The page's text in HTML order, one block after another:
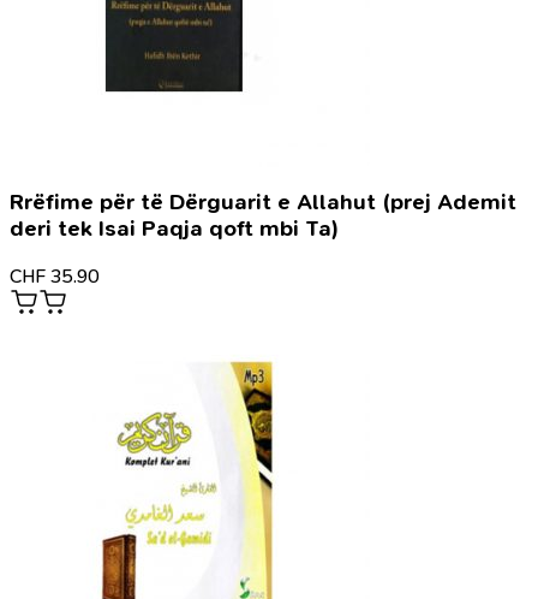
Rrëfime për të Dërguarit e Allahut (prej Ademit
deri tek Isai Paqja qoft mbi Ta)
CHF 35.90